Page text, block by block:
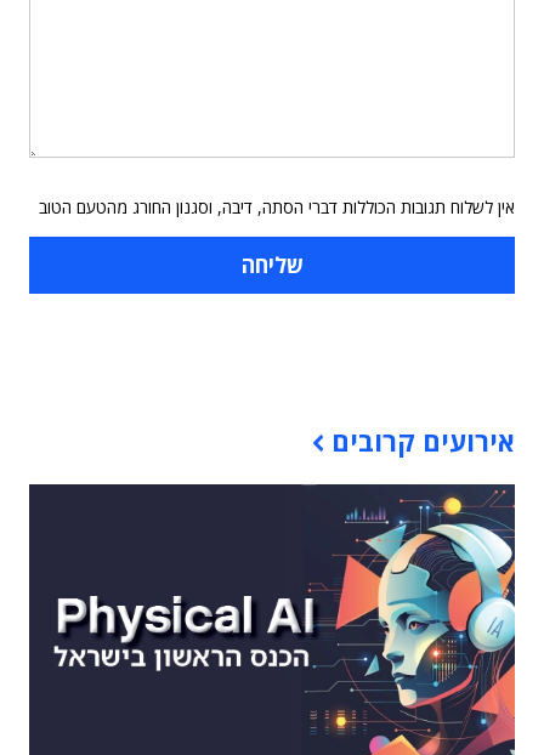
אין לשלוח תגובות הכוללות דברי הסתה, דיבה, וסגנון החורג מהטעם הטוב
אירועים קרובים